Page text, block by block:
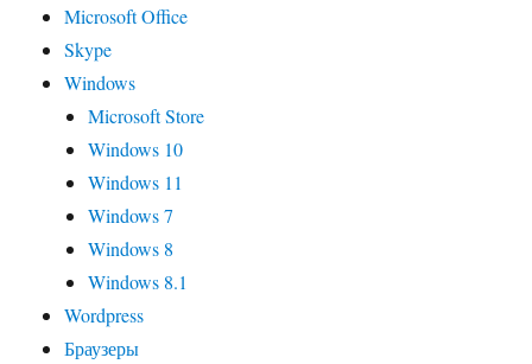
Microsoft Office
Skype
Windows
Microsoft Store
Windows 10
Windows 11
Windows 7
Windows 8
Windows 8.1
Wordpress
Браузеры